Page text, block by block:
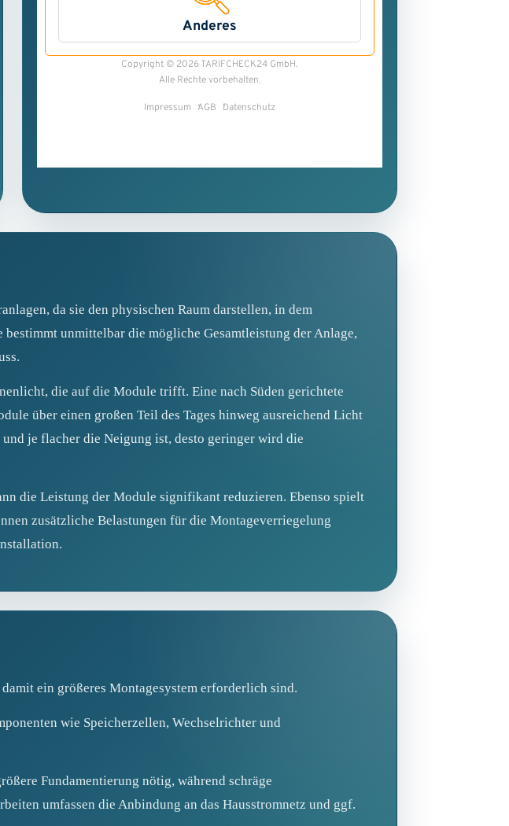
da sie den physischen Raum darstellen, in dem
unmittelbar die mögliche Gesamtleistung der Anlage,
die auf die Module trifft. Eine nach Süden gerichtete
über einen großen Teil des Tages hinweg ausreichend Licht
je flacher die Neigung ist, desto geringer wird die
die Leistung der Module signifikant reduzieren. Ebenso spielt
zusätzliche Belastungen für die Montageverriegelung
ein größeres Montagesystem erforderlich sind.
wie Speicherzellen, Wechselrichter und
Fundamentierung nötig, während schräge
umfassen die Anbindung an das Hausstromnetz und ggf.